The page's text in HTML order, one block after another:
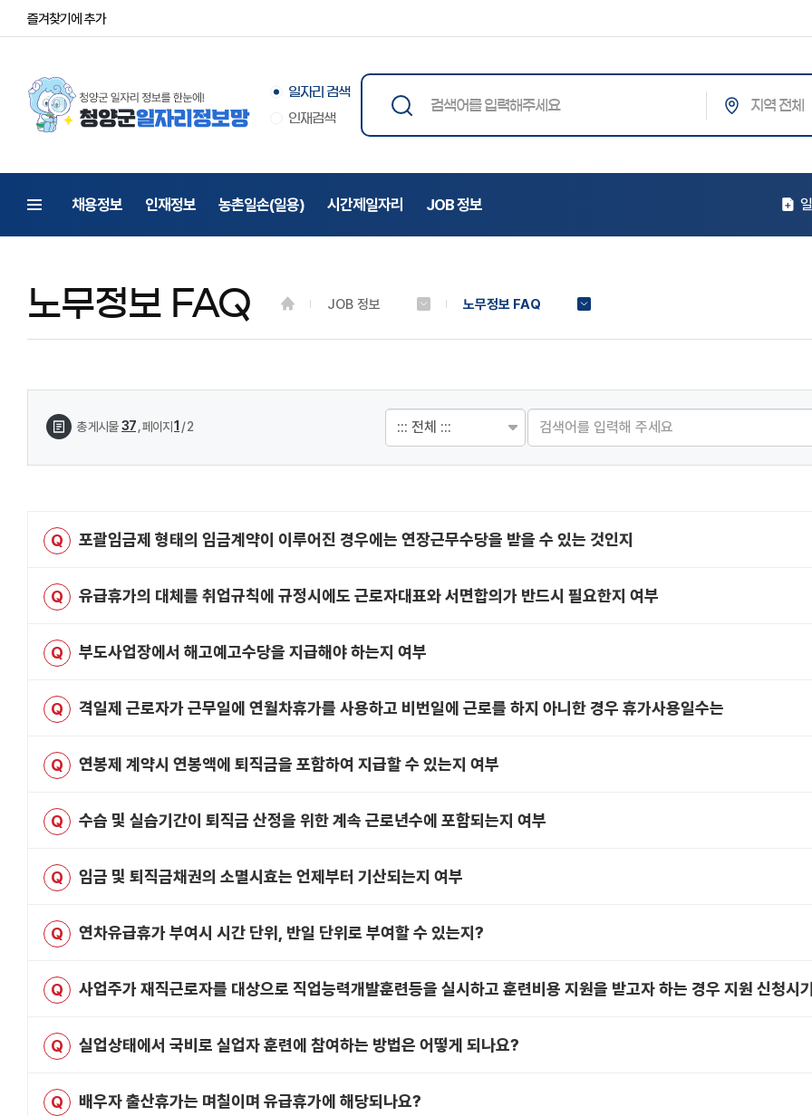
즐겨찾기에 추가
통합검색
일자리 검색
인재검색
채용정보 인재정보 농촌일손(일용) 시간제일자리 JOB 정보
노무정보 FAQ JOB 정보 노무정보 FAQ
게시물 검색
총 게시물37 페이지 1 / 2
Q 포괄임금제 형태의 임금계약이 이루어진 경우에는 연장근무수당을 받을 수 있는 것인지
Q 유급휴가의 대체를 취업규칙에 규정시에도 근로자대표와 서면합의가 반드시 필요한지 여부
Q 부도사업장에서 해고예고수당을 지급해야 하는지 여부
Q 격일제 근로자가 근무일에 연월차휴가를 사용하고 비번일에 근로를 하지 아니한 경우 휴가사용일수는
Q 연봉제 계약시 연봉액에 퇴직금을 포함하여 지급할 수 있는지 여부
Q 수습 및 실습기간이 퇴직금 산정을 위한 계속 근로년수에 포함되는지 여부
Q 임금 및 퇴직금채권의 소멸시효는 언제부터 기산되는지 여부
Q 연차유급휴가 부여시 시간 단위, 반일 단위로 부여할 수 있는지?
Q 사업주가 재직근로자를 대상으로 직업능력개발훈련등을 실시하고 훈련비용 지원을 받고자 하는 경우 지원 신청시
Q 실업상태에서 국비로 실업자 훈련에 참여하는 방법은 어떻게 되나요?
Q 배우자 출산휴가는 며칠이며 유급휴가에 해당되나요?